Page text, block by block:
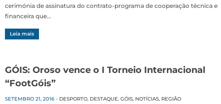
cerimónia de assinatura do contrato-programa de cooperação técnica e
financeira que…
Leia mais
GÓIS: Oroso vence o I Torneio Internacional
“FootGóis”
SETEMBRO 21, 2016 - DESPORTO, DESTAQUE, GÓIS, NOTÍCIAS, REGIÃO